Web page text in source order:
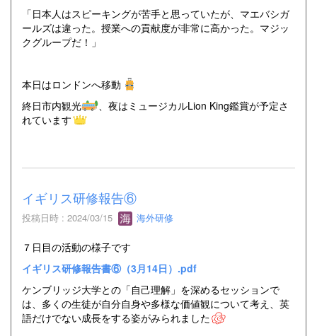
「日本人はスピーキングが苦手と思っていたが、マエバシガ
ールズは違った。授業への貢献度が非常に高かった。マジッ
クグループだ！」
本日はロンドンへ移動
終日市内観光
、夜はミュージカルLion King鑑賞が予定さ
れています
イギリス研修報告⑥
投稿日時 : 2024/03/15 海外研修
７日目の活動の様子です
イギリス研修報告書⑥（3月14日）.pdf
ケンブリッジ大学との「自己理解」を深めるセッションで
は、多くの生徒が自分自身や多様な価値観について考え、英
語だけでない成長をする姿がみられました